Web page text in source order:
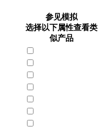
参见模拟
选择以下属性查看类
似产品